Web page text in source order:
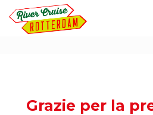
Grazie per la